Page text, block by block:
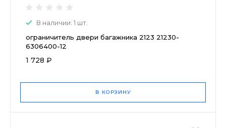
В наличии: 1 шт.
ограничитель двери багажника 2123 21230-
6306400-12
1 728 ₽
В КОРЗИНУ